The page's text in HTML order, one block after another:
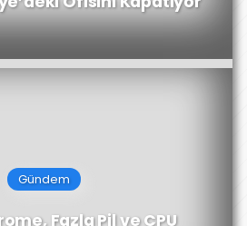
Gündem
Fazla Pil ve CPU